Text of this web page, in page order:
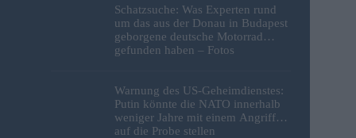
Schatzsuche: Was Experten rund
um das aus der Donau in Budapest
geborgene deutsche Motorrad
gefunden haben – Fotos
Warnung des US-Geheimdienstes:
Putin könnte die NATO innerhalb
weniger Jahre mit einem Angriff
auf die Probe stellen